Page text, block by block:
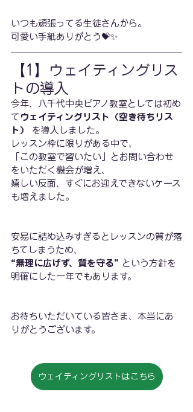
いつも頑張ってる生徒さんから。
可愛い手紙ありがとう💝✨
【1】ウェイティングリス
トの導入
今年、八千代中央ピアノ教室としては初め
て ウェイティングリスト（空き待ちリス
ト）
を導入しました。
レッスン枠に限りがある中で、
「この教室で習いたい」とお問い合わせ
をいただく機会が増え、
嬉しい反面、すぐにお迎えできないケース
も増えました。
安易に詰め込みすぎるとレッスンの質が落
ちてしまうため、
“無理に広げず、質を守る” という方針を
明確にした一年でもあります。
お待ちいただいている皆さま、本当にあ
りがとうございます。
ウェイティングリストはこちら